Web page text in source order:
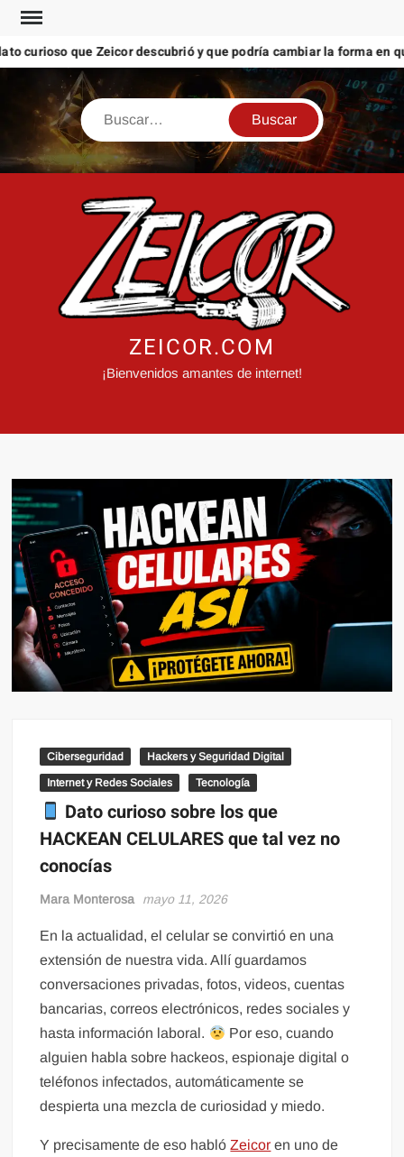
Saltar
contenido
que Zeicor descubrió y que podría cambiar la forma en que ves
Buscar
ZEICOR.COM
¡Bienvenidos amantes de internet!
Ciberseguridad Hackers y Seguridad Digital
Internet y Redes Sociales Tecnología
Dato curioso sobre los que
HACKEAN CELULARES que tal vez no
conocías
Mara Monterosa mayo 11, 2026
En la actualidad, el celular se convirtió en una
extensión de nuestra vida. Allí guardamos
conversaciones privadas, fotos, videos, cuentas
bancarias, correos electrónicos, redes sociales y
hasta información laboral.
Por eso, cuando
alguien habla sobre hackeos, espionaje digital o
teléfonos infectados, automáticamente se
despierta una mezcla de curiosidad y miedo.
Y precisamente de eso hablóZeicor en uno de